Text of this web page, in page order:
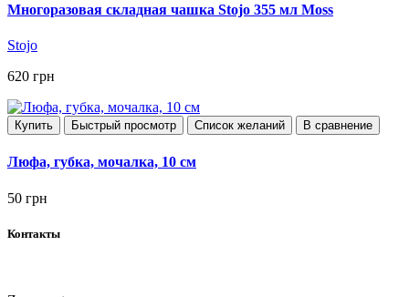
Многоразовая складная чашка Stojo 355 мл Moss
Stojo
620 грн
Купить Быстрый просмотр Список желаний В сравнение
Люфа, губка, мочалка, 10 см
50 грн
Контакты